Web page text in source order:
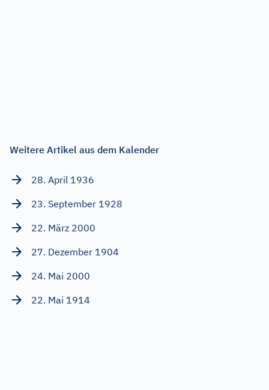
Weitere Artikel aus dem Kalender
28. April 1936
23. September 1928
22. März 2000
27. Dezember 1904
24. Mai 2000
22. Mai 1914